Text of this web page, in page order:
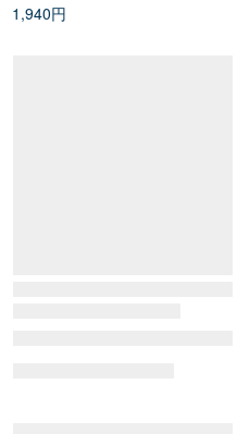
1,940円